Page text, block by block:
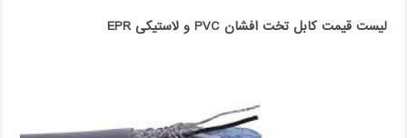
لیست قیمت کابل تخت افشان PVC و لاستیکی EPR